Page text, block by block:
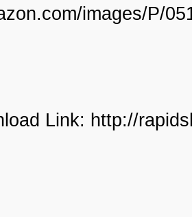
Download Link: